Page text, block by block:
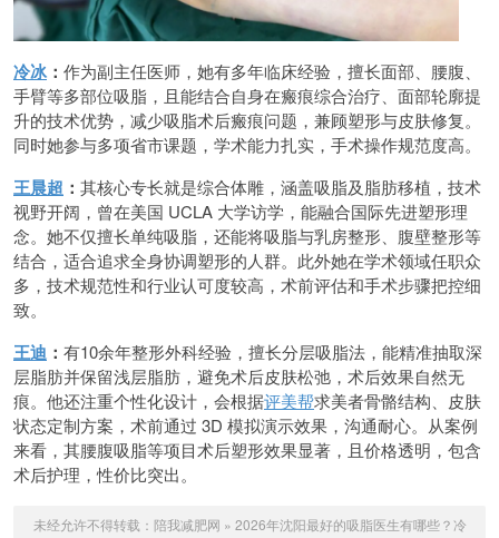
冷冰 ： 作为副主任医师，她有多年临床经验，擅长面部、腰腹、
手臂等多部位吸脂，且能结合自身在瘢痕综合治疗、面部轮廓提
升的技术优势，减少吸脂术后瘢痕问题，兼顾塑形与皮肤修复。
同时她参与多项省市课题，学术能力扎实，手术操作规范度高。
王晨超 ： 其核心专长就是综合体雕，涵盖吸脂及脂肪移植，技术
视野开阔，曾在美国 UCLA 大学访学，能融合国际先进塑形理
念。她不仅擅长单纯吸脂，还能将吸脂与乳房整形、腹壁整形等
结合，适合追求全身协调塑形的人群。此外她在学术领域任职众
多，技术规范性和行业认可度较高，术前评估和手术步骤把控细
致。
王迪 ： 有10余年整形外科经验，擅长分层吸脂法，能精准抽取深
层脂肪并保留浅层脂肪，避免术后皮肤松弛，术后效果自然无
痕。他还注重个性化设计，会根据评美帮求美者骨骼结构、皮肤
状态定制方案，术前通过 3D 模拟演示效果，沟通耐心。从案例
来看，其腰腹吸脂等项目术后塑形效果显著，且价格透明，包含
术后护理，性价比突出。
未经允许不得转载： 陪我减肥网 » 2026年沈阳最好的吸脂医生有哪些？冷